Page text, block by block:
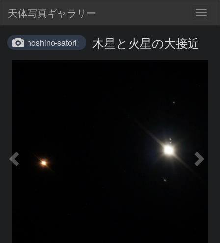
天体写真ギャラリー
hoshino-satori 木星と火星の大接近